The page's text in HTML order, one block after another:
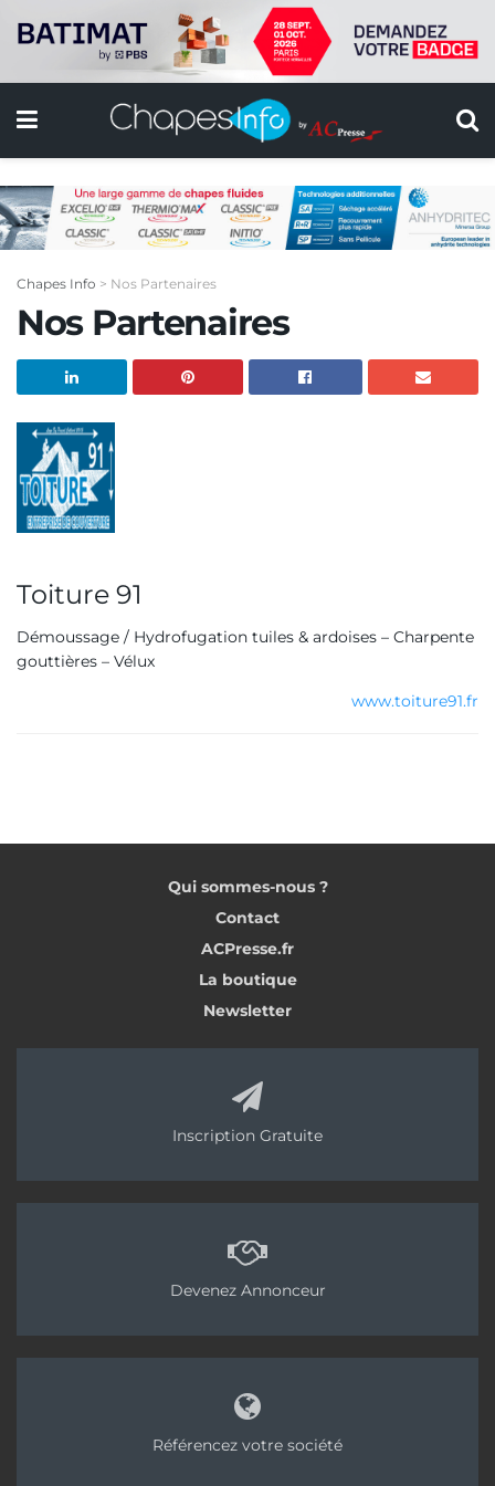
Chapes Info > Nos Partenaires
Nos Partenaires
Toiture 91
Démoussage / Hydrofugation tuiles & ardoises – Charpente
gouttières – Vélux
www.toiture91.fr
Qui sommes-nous ?
Contact
ACPresse.fr
La boutique
Newsletter
Inscription Gratuite
Devenez Annonceur
Référencez votre société